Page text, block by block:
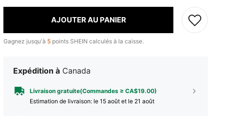
AJOUTER AU PANIER
Gagnez jusqu'à 5 points SHEIN calculés à la caisse.
Expédition à Canada
Livraison gratuite(Commandes ≥ CA$19.00)
Estimation de livraison: le 15 août et le 21 août